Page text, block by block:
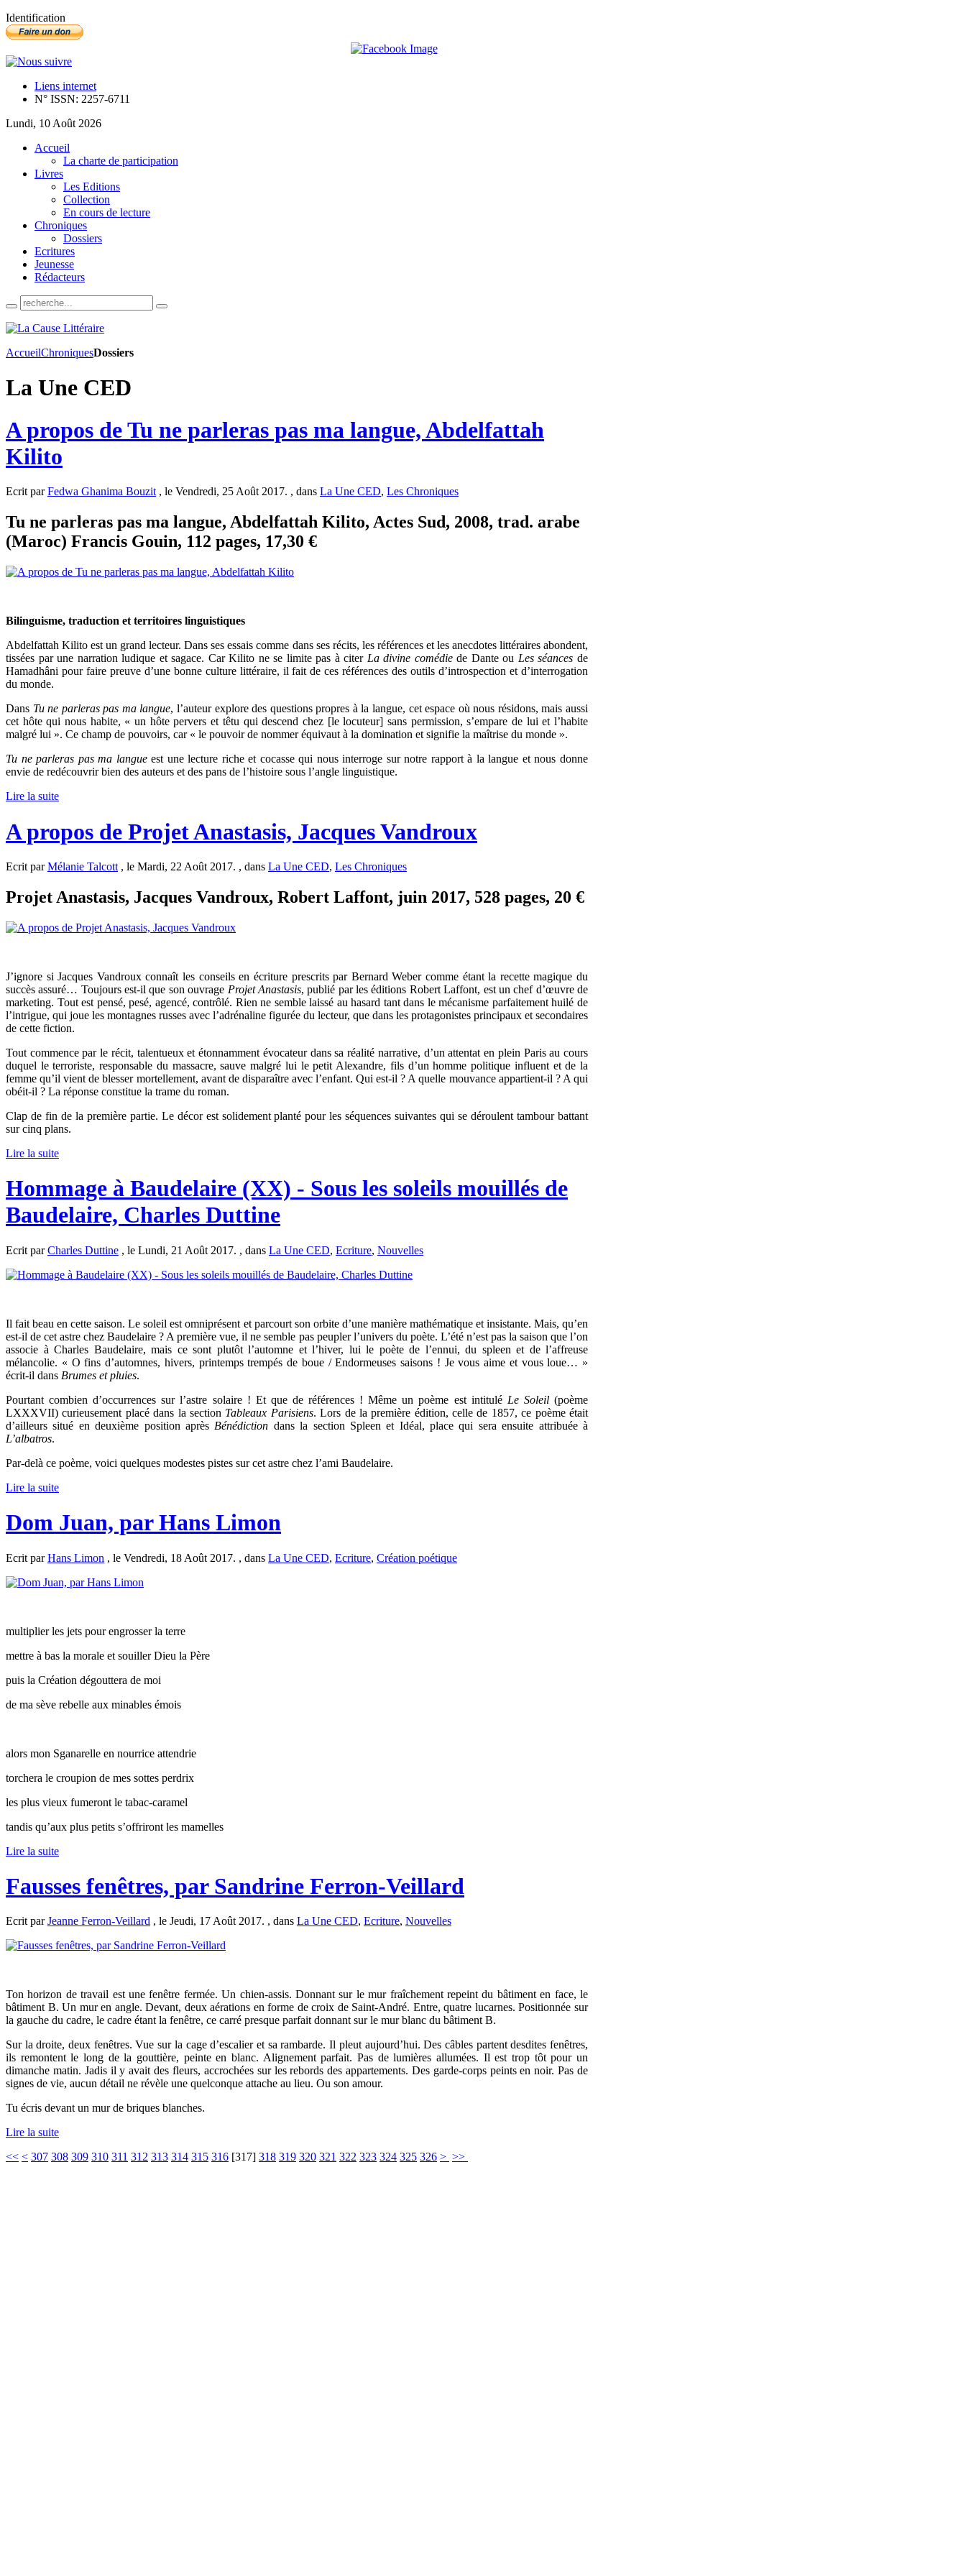
Identification
Liens internet
N° ISSN: 2257-6711
Lundi, 10 Août 2026
Accueil
La charte de participation
Livres
Les Editions
Collection
En cours de lecture
Chroniques
Dossiers
Ecritures
Jeunesse
Rédacteurs
AccueilChroniquesDossiers
La Une CED
A propos de Tu ne parleras pas ma langue, Abdelfattah
Kilito
Ecrit parFedwa Ghanima Bouzit , le Vendredi, 25 Août 2017. , dans La Une CED, Les Chroniques
Tu ne parleras pas ma langue, Abdelfattah Kilito, Actes Sud, 2008, trad. arabe
(Maroc) Francis Gouin, 112 pages, 17,30 €
Bilinguisme, traduction et territoires linguistiques
Abdelfattah Kilito est un grand lecteur. Dans ses essais comme dans ses récits, les références et les anecdotes littéraires abondent,
tissées par une narration ludique et sagace. Car Kilito ne se limite pas à citer La divine comédiede Dante ou Les séancesde
Hamadhâni pour faire preuve d’une bonne culture littéraire, il fait de ces références des outils d’introspection et d’interrogation
du monde.
Dans Tu ne parleras pas ma langue, l’auteur explore des questions propres à la langue, cet espace où nous résidons, mais aussi
cet hôte qui nous habite, « un hôte pervers et têtu qui descend chez [le locuteur] sans permission, s’empare de lui et l’habite
malgré lui ». Ce champ de pouvoirs, car « le pouvoir de nommer équivaut à la domination et signifie la maîtrise du monde ».
Tu ne parleras pas ma langueest une lecture riche et cocasse qui nous interroge sur notre rapport à la langue et nous donne
envie de redécouvrir bien des auteurs et des pans de l’histoire sous l’angle linguistique.
Lire la suite
A propos de Projet Anastasis, Jacques Vandroux
Ecrit parMélanie Talcott , le Mardi, 22 Août 2017. , dans La Une CED, Les Chroniques
Projet Anastasis, Jacques Vandroux, Robert Laffont, juin 2017, 528 pages, 20 €
J’ignore si Jacques Vandroux connaît les conseils en écriture prescrits par Bernard Weber comme étant la recette magique du
succès assuré… Toujours est-il que son ouvrage Projet Anastasis, publié par les éditions Robert Laffont, est un chef d’œuvre de
marketing. Tout est pensé, pesé, agencé, contrôlé. Rien ne semble laissé au hasard tant dans le mécanisme parfaitement huilé de
l’intrigue, qui joue les montagnes russes avec l’adrénaline figurée du lecteur, que dans les protagonistes principaux et secondaires
de cette fiction.
Tout commence par le récit, talentueux et étonnamment évocateur dans sa réalité narrative, d’un attentat en plein Paris au cours
duquel le terroriste, responsable du massacre, sauve malgré lui le petit Alexandre, fils d’un homme politique influent et de la
femme qu’il vient de blesser mortellement, avant de disparaître avec l’enfant. Qui est-il ? A quelle mouvance appartient-il ? A qui
obéit-il ? La réponse constitue la trame du roman.
Clap de fin de la première partie. Le décor est solidement planté pour les séquences suivantes qui se déroulent tambour battant
sur cinq plans.
Lire la suite
Hommage à Baudelaire (XX) - Sous les soleils mouillés de
Baudelaire, Charles Duttine
Ecrit parCharles Duttine , le Lundi, 21 Août 2017. , dans La Une CED, Ecriture, Nouvelles
Il fait beau en cette saison. Le soleil est omniprésent et parcourt son orbite d’une manière mathématique et insistante. Mais, qu’en
est-il de cet astre chez Baudelaire ? A première vue, il ne semble pas peupler l’univers du poète. L’été n’est pas la saison que l’on
associe à Charles Baudelaire, mais ce sont plutôt l’automne et l’hiver, lui le poète de l’ennui, du spleen et de l’affreuse
mélancolie. « O fins d’automnes, hivers, printemps trempés de boue / Endormeuses saisons ! Je vous aime et vous loue… »
écrit-il dans Brumes et pluies.
Pourtant combien d’occurrences sur l’astre solaire ! Et que de références ! Même un poème est intitulé Le Soleil(poème
LXXXVII) curieusement placé dans la section Tableaux Parisiens. Lors de la première édition, celle de 1857, ce poème était
d’ailleurs situé en deuxième position après Bénédiction dans la section Spleen et Idéal, place qui sera ensuite attribuée à
L’albatros.
Par-delà ce poème, voici quelques modestes pistes sur cet astre chez l’ami Baudelaire.
Lire la suite
Dom Juan, par Hans Limon
Ecrit parHans Limon , le Vendredi, 18 Août 2017. , dans La Une CED, Ecriture, Création poétique
multiplier les jets pour engrosser la terre
mettre à bas la morale et souiller Dieu la Père
puis la Création dégouttera de moi
de ma sève rebelle aux minables émois
alors mon Sganarelle en nourrice attendrie
torchera le croupion de mes sottes perdrix
les plus vieux fumeront le tabac-caramel
tandis qu’aux plus petits s’offriront les mamelles
Lire la suite
Fausses fenêtres, par Sandrine Ferron-Veillard
Ecrit parJeanne Ferron-Veillard , le Jeudi, 17 Août 2017. , dans La Une CED, Ecriture, Nouvelles
Ton horizon de travail est une fenêtre fermée. Un chien-assis. Donnant sur le mur fraîchement repeint du bâtiment en face, le
bâtiment B. Un mur en angle. Devant, deux aérations en forme de croix de Saint-André. Entre, quatre lucarnes. Positionnée sur
la gauche du cadre, le cadre étant la fenêtre, ce carré presque parfait donnant sur le mur blanc du bâtiment B.
Sur la droite, deux fenêtres. Vue sur la cage d’escalier et sa rambarde. Il pleut aujourd’hui. Des câbles partent desdites fenêtres,
ils remontent le long de la gouttière, peinte en blanc. Alignement parfait. Pas de lumières allumées. Il est trop tôt pour un
dimanche matin. Jadis il y avait des fleurs, accrochées sur les rebords des appartements. Des garde-corps peints en noir. Pas de
signes de vie, aucun détail ne révèle une quelconque attache au lieu. Ou son amour.
Tu écris devant un mur de briques blanches.
Lire la suite
<< < 307 308 309 310 311 312 313 314 315 316 [317] 318 319 320 321 322 323 324 325 326 > >>